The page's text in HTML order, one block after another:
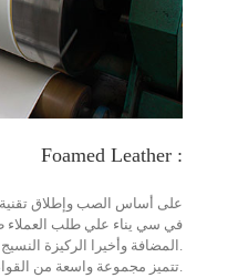
Foamed Leather :
على أساس الصب وإطلاق
في سي يناء علي طلب العملاء
المضافة وأخيرا الركيزة النسيج هو التصفيح النهائي.
تتميز مجموعة واسعة من القوام تبدو ونوعية الطباعة التشطيب.